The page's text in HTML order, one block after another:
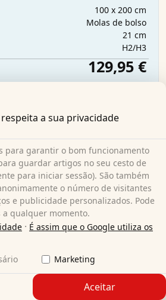
100 x 200 cm
Molas de bolso
21 cm
H2/H3
129,95 €
Disponível imediatamente
Saiba mais
respeita a sua privacidade
para garantir o bom funcionamento
guardar artigos no seu cesto de
para iniciar sessão). São também
o número de visitantes
e publicidade personalizados. Pode
a qualquer momento.
· É assim que o Google utiliza os
Marketing
Aceitar